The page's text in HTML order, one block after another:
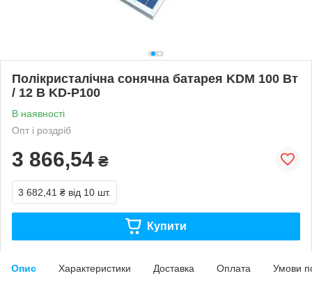
Полікристалічна сонячна батарея KDM 100 Вт
/ 12 В KD-P100
В наявності
Опт і роздріб
3 866,54 ₴
3 682,41 ₴ від 10 шт.
Купити
Опис Характеристики Доставка Оплата Умови